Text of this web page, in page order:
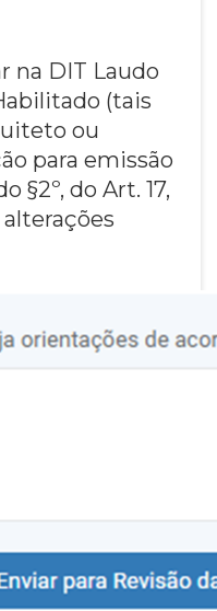
na DIT Laudo
(tais
ou
para emissão
§2º, do Art. 17,
alterações